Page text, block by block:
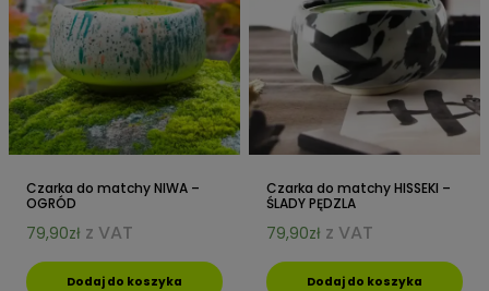
Czarka do matchy NIWA –
OGRÓD
79,90zł z VAT
Dodaj do koszyka
Czarka do matchy HISSEKI –
ŚLADY PĘDZLA
79,90zł z VAT
Dodaj do koszyka